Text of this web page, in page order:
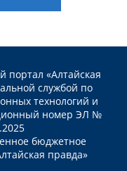
«Алтайская
службой по
технологий и
номер ЭЛ №
бюджетное
правда»